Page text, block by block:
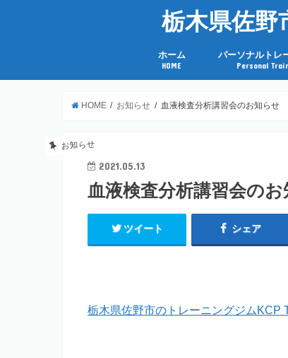
栃木県佐野
ホーム
HOME
パーソナルトレ
Personal
HOME お知らせ 血液検査分析講習会のお知らせ
お知らせ
2021.05.13
血液検査分析講習会の
ツイート シェア
栃木県佐野市のトレーニングジムKCP